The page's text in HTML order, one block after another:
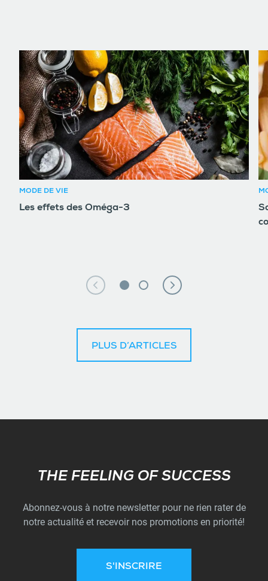
MODE DE VIE
Les effets des Oméga-3
PLUS D’ARTICLES
Subscribe
THE FEELING OF SUCCESS
Abonnez-vous à notre newsletter pour ne rien rater de
notre actualité et recevoir nos promotions en priorité!
S'INSCRIRE